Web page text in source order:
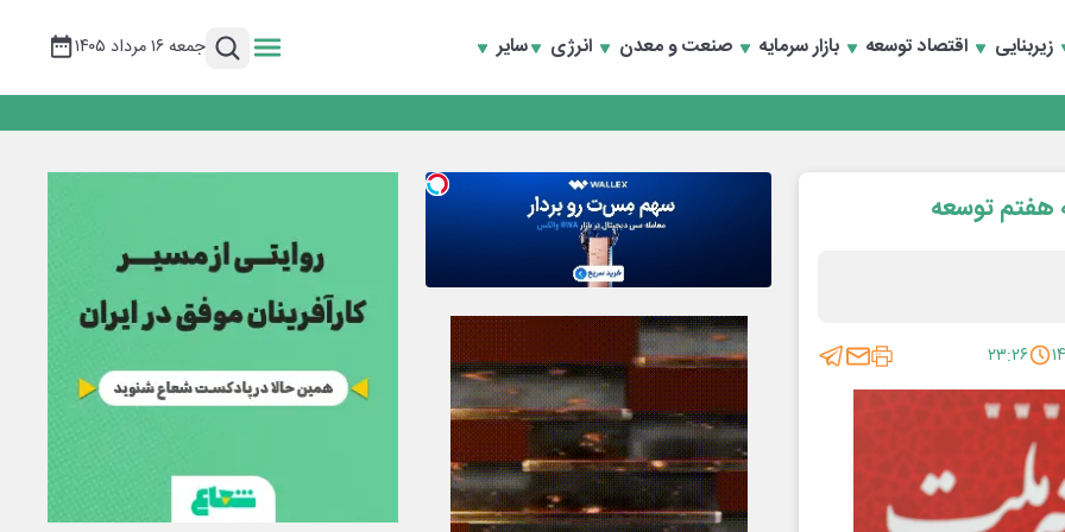
زیربنایی اقتصاد توسعه بازار سرمایه صنعت و معدن انرژی سایر جمعه ۱۶ مرداد ۱۴۰۵
هفتم توسعه
۲۳:۲۶